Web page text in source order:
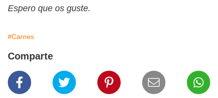
Espero que os guste.
#Carnes
Comparte